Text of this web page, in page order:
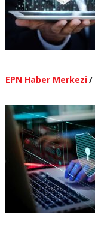
EPN Haber Merkezi/